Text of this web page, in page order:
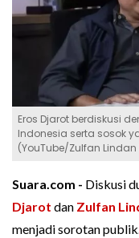
Eros Djarot berdiskusi
Indonesia serta sosok
(YouTube/Zulfan
Suara.com - Diskusi
Djarot dan Zulfan
menjadi sorotan